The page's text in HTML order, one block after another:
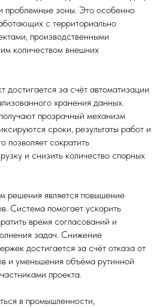
проблемные зоны. Это особенно
с территориально
производственными
количеством внешних
достигается за счёт автоматизации
хранения данных.
прозрачный механизм
сроки, результаты работ и
позволяет сократить
и снизить количество спорных
решения является повышение
Система помогает ускорить
время согласований и
задач. Снижение
достигается за счёт отказа от
и уменьшения объёма рутинной
проекта.
в промышленности,